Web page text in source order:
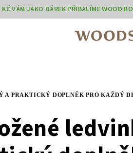
VÁM JAKO DÁREK PŘIBALÍME WOOD
A PRAKTICKÝ DOPLNĚK PRO KAŽDÝ